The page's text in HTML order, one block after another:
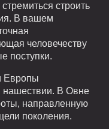
строить
В вашем
человечеству
поступки.
Европы
нашествии. В Овне
направленную
поколения.